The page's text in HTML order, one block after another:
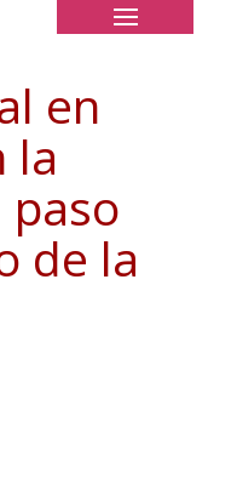
en
la
de la